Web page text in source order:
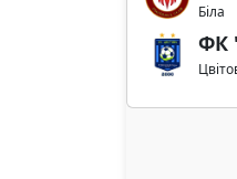
Біла
ФК